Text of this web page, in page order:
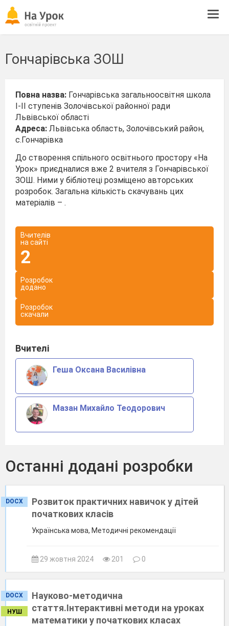
Гончарівська ЗОШ
Повна назва: Гончарівська загальноосвітня школа
І-ІІ ступенів Золочівської районної ради
Львівської області
Адреса: Львівська область, Золочівський район,
с.Гончарівка
До створення спільного освітнього простору «На
Урок» приєдналися вже 2 вчителя з Гончарівської
ЗОШ. Ними у бібліотеці розміщено авторських
розробок. Загальна кількість скачувань цих
матеріалів – .
Вчителів
на сайті
2
Розробок
додано
Розробок
скачали
Вчителі
Геша Оксана Василівна
Мазан Михайло Теодорович
Останні додані розробки
DOCX
Розвиток практичних навичок у дітей
початкових класів
Українська мова, Методичні рекомендації
29 жовтня 2024 201 0
DOCX
НУШ
Науково-методична
стаття.Інтерактивні методи на уроках
математики у початкових класах